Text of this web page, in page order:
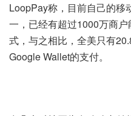
LoopPay称，目前自己的移
一，已经有超过1000万商
式，与之相比，全美只有
Google Wallet的支付。